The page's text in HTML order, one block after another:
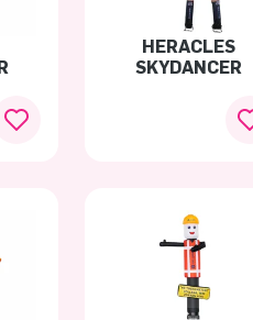
HERACLES
SKYDANCER